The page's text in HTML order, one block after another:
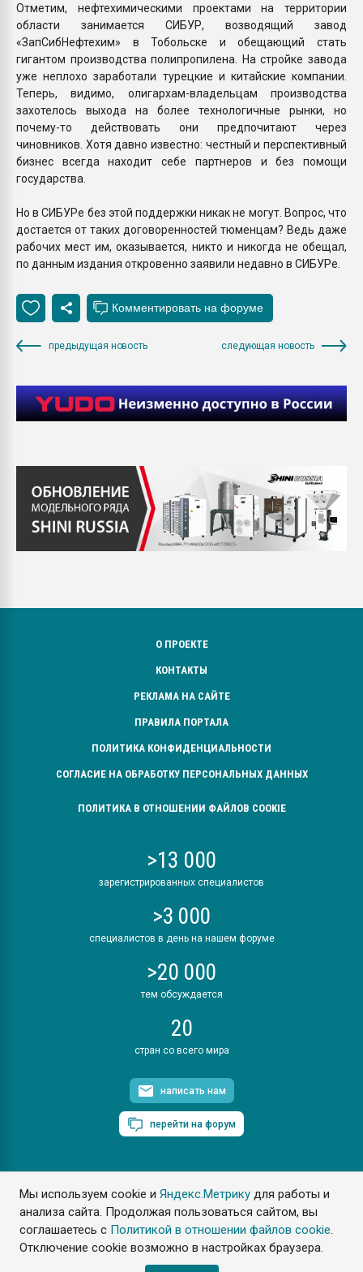
Мы используем cookie иЯндекс.Метрику для работы и
анализа сайта. Продолжая пользоваться сайтом, вы
соглашаетесь с Политикой в отношении файлов cookie.
Отключение cookie возможно в настройках браузера.
Отметим, нефтехимическими проектами на территории
области занимается СИБУР, возводящий завод
«ЗапСибНефтехим» в Тобольске и обещающий стать
гигантом производства полипропилена. На стройке завода
уже неплохо заработали турецкие и китайские компании.
Теперь, видимо, олигархам-владельцам производства
захотелось выхода на более технологичные рынки, но
почему-то действовать они предпочитают через
чиновников. Хотя давно известно: честный и перспективный
бизнес всегда находит себе партнеров и без помощи
государства.
Но в СИБУРе без этой поддержки никак не могут. Вопрос, что
достается от таких договоренностей тюменцам? Ведь даже
рабочих мест им, оказывается, никто и никогда не обещал,
по данным издания откровенно заявили недавно в СИБУРе.
предыдущая новость следующая новость
О ПРОЕКТЕ
КОНТАКТЫ
РЕКЛАМА НА САЙТЕ
ПРАВИЛА ПОРТАЛА
ПОЛИТИКА КОНФИДЕНЦИАЛЬНОСТИ
СОГЛАСИЕ НА ОБРАБОТКУ ПЕРСОНАЛЬНЫХ ДАННЫХ
ПОЛИТИКА В ОТНОШЕНИИ ФАЙЛОВ COOKIE
>13 000
зарегистрированных специалистов
>3 000
специалистов в день на нашем форуме
>20 000
тем обсуждается
20
стран со всего мира
написать нам
перейти на форум
ПластЭксперт © 2006. Все права защищены
Разрешается копирование материалов сайта с обязательной
ссылкой на www.e-plastic.ru
Разработка сайта